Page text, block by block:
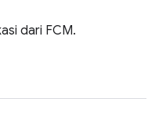
dari FCM.